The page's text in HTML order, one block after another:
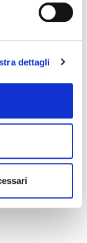
dettagli